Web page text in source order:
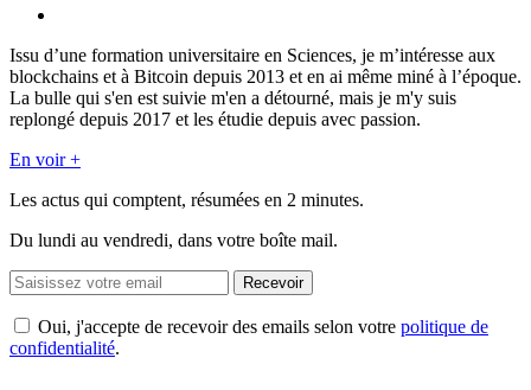
Issu d’une formation universitaire en Sciences, je m’intéresse aux
blockchains et à Bitcoin depuis 2013 et en ai même miné à l’époque.
La bulle qui s'en est suivie m'en a détourné, mais je m'y suis
replongé depuis 2017 et les étudie depuis avec passion.
En voir +
Les actus qui comptent, résumées en 2 minutes.
Du lundi au vendredi, dans votre boîte mail.
Recevoir
Oui, j'accepte de recevoir des emails selon votre politique de
confidentialité.